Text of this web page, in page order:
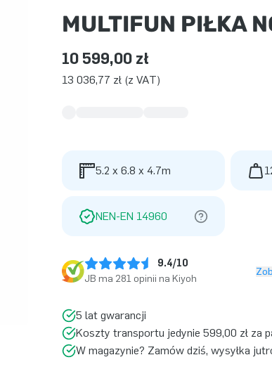
MULTIFUN PIŁKA
10 599,00 zł
13 036,77 zł (z VAT)
5.2 x 6.8 x 4.7m
NEN-EN 14960
9.4/10
JB ma 281 opinii na Kiyoh
5 lat gwarancji
Koszty transportu jedynie 599,00 zł za
W magazynie? Zamów dziś, wysyłka